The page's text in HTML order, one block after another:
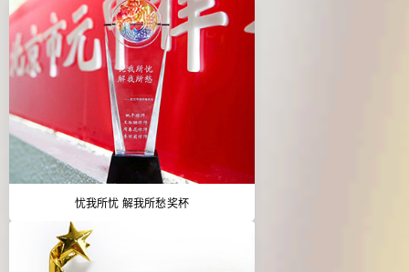
忧我所忧 解我所愁奖杯